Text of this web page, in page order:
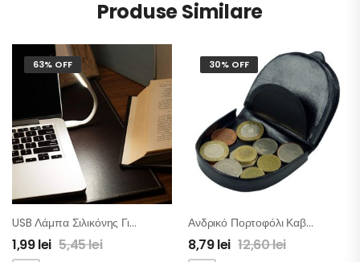
Produse Similare
63% OFF
USB Λάμπα Σιλικόνης Για PC-Laptop
1,99lei 5,45lei
30% OFF
Ανδρικό Πορτοφόλι Καβουράκι (για Κέρματα)
8,79lei 12,60lei